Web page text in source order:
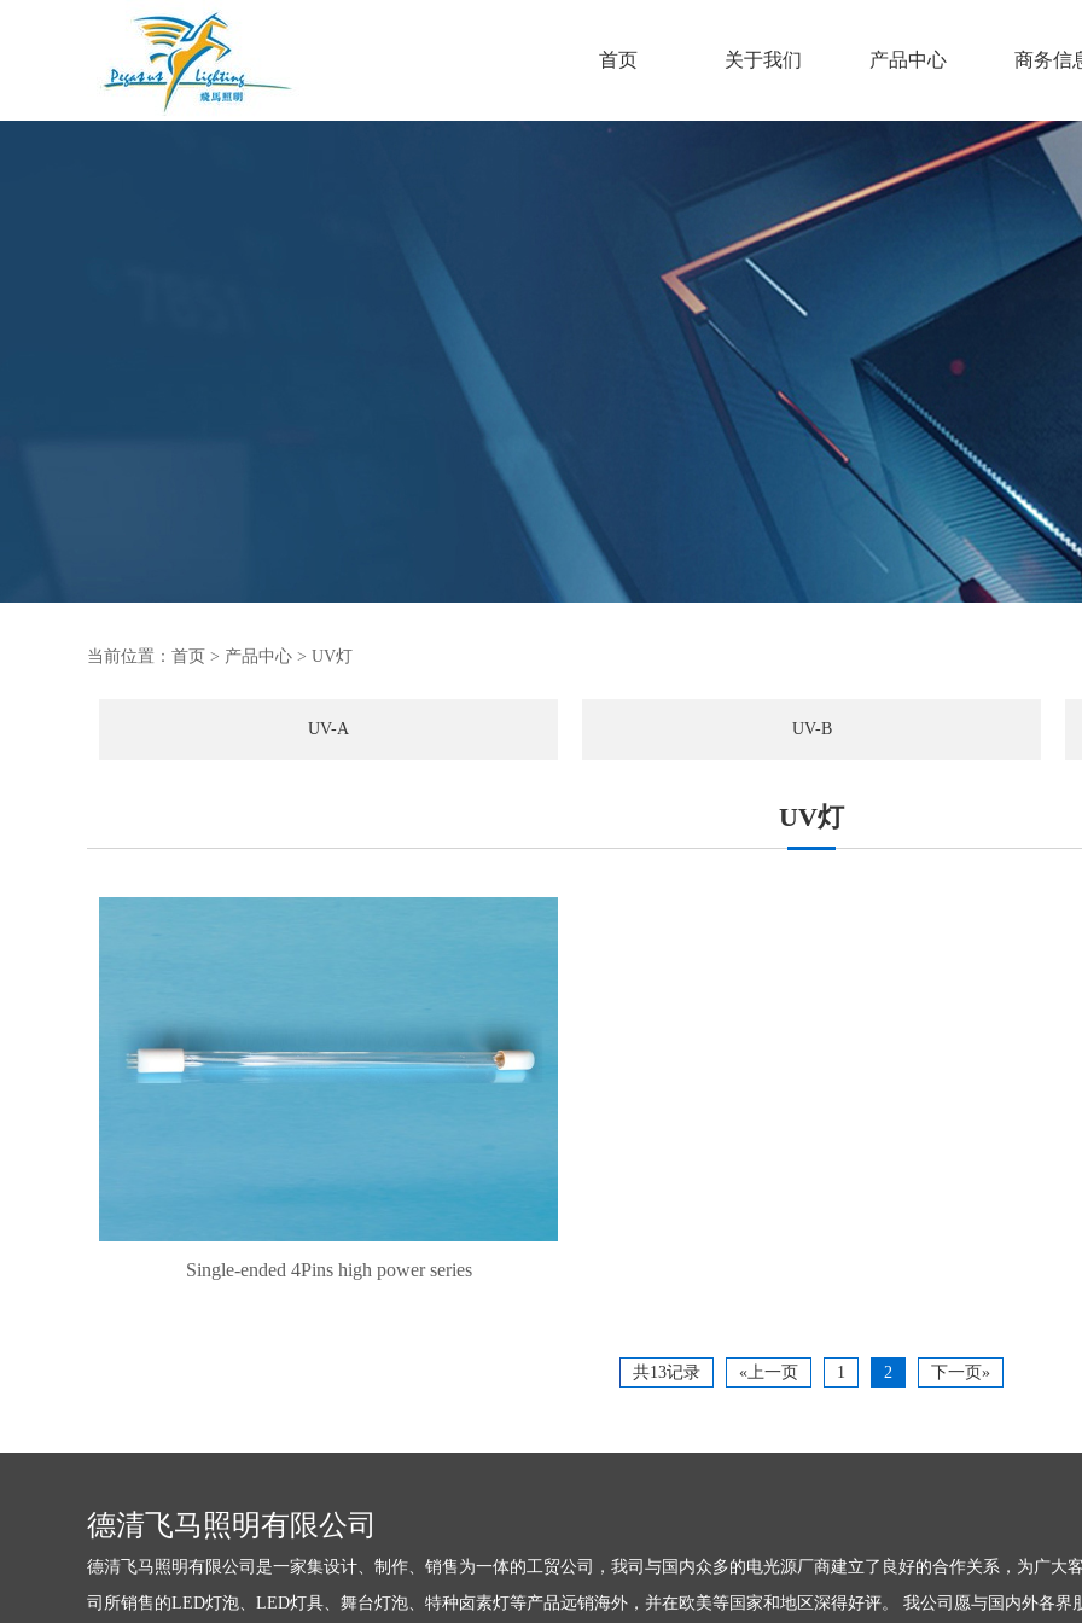
首页 关于我们 产品中心 商务信
当前位置： 首页 > 产品中心 > UV灯
UV-A UV-B
UV灯
Single-ended 4Pins high power series
共13记录 «上一页 1 2 下一页»
德清飞马照明有限公司
德清飞马照明有限公司是一家集设计、制作、销售为一体的工贸公司，我司与国内众多的电光源厂商建立了良好的合作关系，为广大
司所销售的LED灯泡、LED灯具、舞台灯泡、特种卤素灯等产品远销海外，并在欧美等国家和地区深得好评。 我公司愿与国内外各界